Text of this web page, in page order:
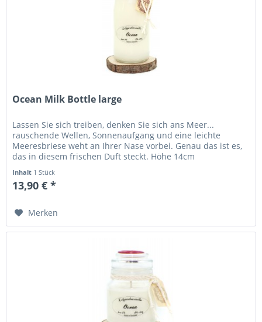
Ocean Milk Bottle large
Lassen Sie sich treiben, denken Sie sich ans Meer...
rauschende Wellen, Sonnenaufgang und eine leichte
Meeresbriese weht an Ihrer Nase vorbei. Genau das ist es,
das in diesem frischen Duft steckt. Höhe 14cm
Inhalt 1 Stück
13,90 € *
Merken